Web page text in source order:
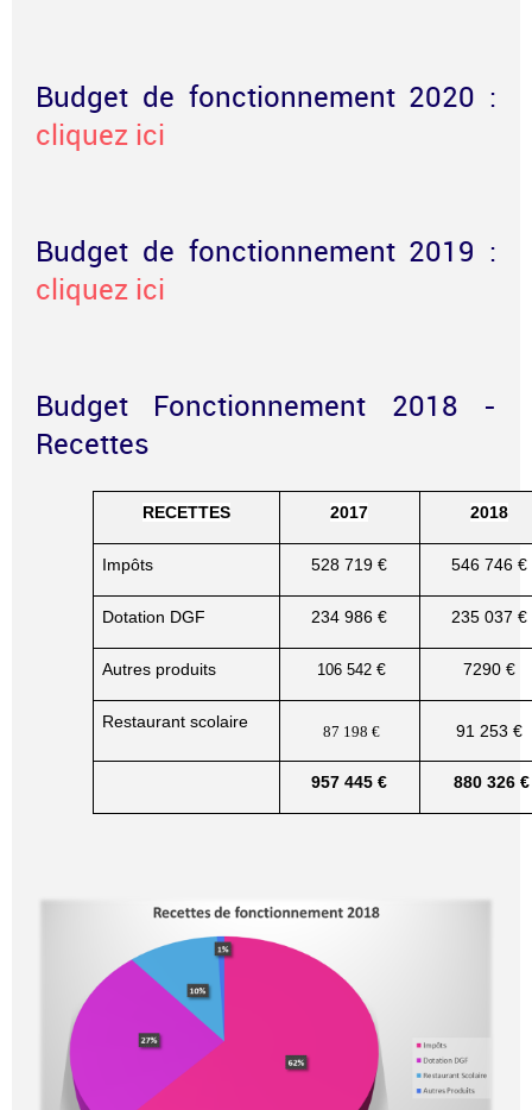
Budget de fonctionnement 2020 :
cliquez ici
Budget de fonctionnement 2019 :
cliquez ici
Budget Fonctionnement 2018 -
Recettes
RECETTES 2017 2018
Impôts 528 719 € 546 746 €
Dotation DGF 234 986 € 235 037 €
Autres produits 106 542 € 7290 €
Restaurant scolaire
87 198 € 91 253 €
957 445 € 880 326 €